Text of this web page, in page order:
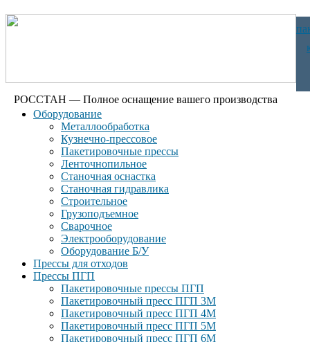
РОССТАН — Полное оснащение вашего производства
Оборудование
Металлообработка
Кузнечно-прессовое
Пакетировочные прессы
Ленточнопильное
Станочная оснастка
Станочная гидравлика
Строительное
Грузоподъемное
Сварочное
Электрооборудование
Оборудование Б/У
Прессы для отходов
Прессы ПГП
Пакетировочные прессы ПГП
Пакетировочный пресс ПГП 3М
Пакетировочный пресс ПГП 4М
Пакетировочный пресс ПГП 5М
Пакетировочный пресс ПГП 6М